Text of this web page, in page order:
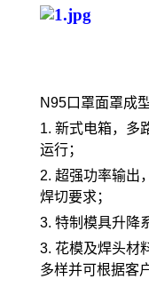
N95口罩面罩成
1. 新式电箱，多
运行；
2. 超强功率输出
焊切要求；
3. 特制模具升降
3. 花模及焊头材
多样并可根据客